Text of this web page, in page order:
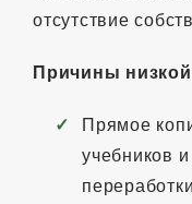
отсутствие
Причины
Прямое
учебников